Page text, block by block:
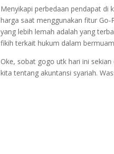
Menyikapi perbedaan pendapat di
harga saat menggunakan fitur
yang lebih lemah adalah yang
fikih terkait hukum dalam
Oke, sobat gogo utk hari ini
kita tentang akuntansi syariah.